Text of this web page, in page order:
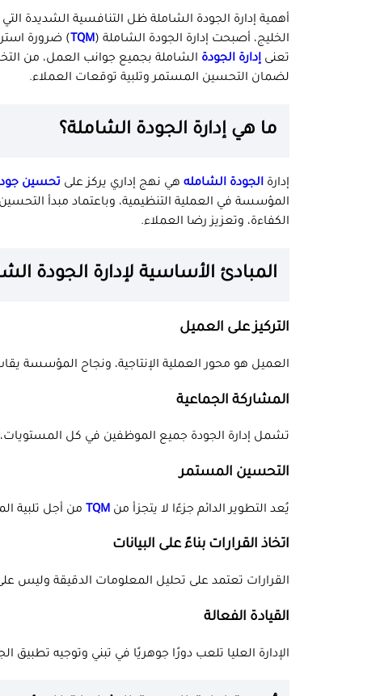
أهمية إدارة الجودة الشاملة ظل التنافسية الشديدة
الخليج، أصبحت إدارة الجودة الشاملة (TQM ) ضرورة
تعنىإدارة الجودة الشاملة بجميع جوانب العمل، من
لضمان التحسين المستمر وتلبية توقعات العملاء.
ما هي إدارة الجودة الشاملة؟
إدارةالجودة الشامله هي نهج إداري يركز على تحسين
المؤسسة في العملية التنظيمية، وباعتماد مبدأ
الكفاءة، وتعزيز رضا العملاء.
المبادئ الأساسية لإدارة الجودة
التركيز على العميل
العميل هو محور العملية الإنتاجية، ونجاح المؤسسة
المشاركة الجماعية
تشمل إدارة الجودة جميع الموظفين في كل
التحسين المستمر
يُعد التطوير الدائم جزءًا لا يتجزأ منTQM من أجل تلبية
اتخاذ القرارات بناءً على البيانات
القرارات تعتمد على تحليل المعلومات الدقيقة وليس
القيادة الفعالة
الإدارة العليا تلعب دورًا جوهريًا في تبني وتوجيه تطبيق